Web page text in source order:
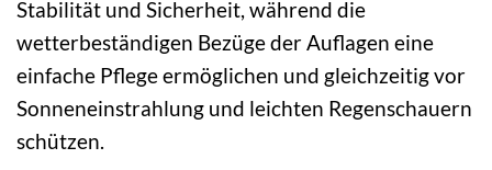
Stabilität und Sicherheit, während die
wetterbeständigen Bezüge der Auflagen eine
einfache Pflege ermöglichen und gleichzeitig vor
Sonneneinstrahlung und leichten Regenschauern
schützen.